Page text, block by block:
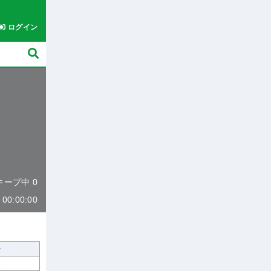
ログイン
ープ中 0
00:00:00